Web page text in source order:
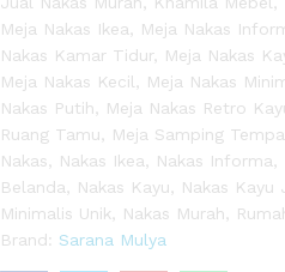
Meja Nakas Ikea
Meja Nakas
Nakas Kamar Tidur, Meja Nakas
Meja Nakas Kecil
Meja Nakas
Nakas Putih
Meja Nakas Retro
Ruang Tamu
Meja Samping
Nakas
Nakas Ikea Nakas Informa
Belanda
Nakas Kayu Nakas Kayu
Minimalis Unik
Nakas Murah
Brand: Sarana Mulya